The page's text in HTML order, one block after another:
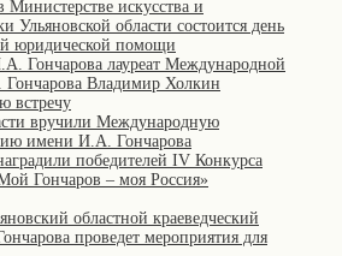
искусства и
Ульяновской области состоится день
юридической помощи
Гончарова лауреат Международной
Владимир Холкин
встречу
вручили Международную
имени И.А. Гончарова
победителей IV Конкурса
Гончаров – моя Россия»
областной краеведческий
проведет мероприятия для